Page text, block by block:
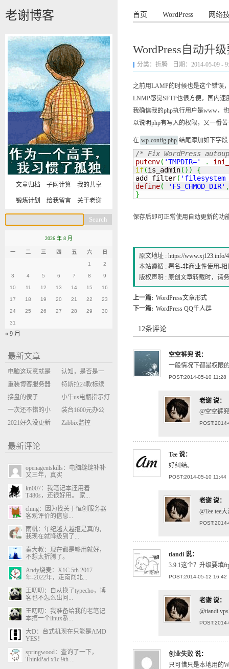
老谢博客 首页 WordPress 网络
WordPress自动升
分类： 折腾 日期：2014-05-09 -
之前用LAMP的时候也是这个错误
LNMP感觉SFTP也很方便，国内
我确信我的php执行用户是www，
以说明php有写入的权限，又一番
在 wp-config.php 结尾添加如下字
/* Fix WordPress
putenv( 'TMPDIR=' .
if(is_admin( ) )
{
add_filter(
define( 'FS_CHMOD_DIR' ,
}
保存后即可正常使用自动更新的功
原文地址 :https://www.xj123.info/
本站遵循 :署名-非商业性使用-相
版权声明 : 原创文章转载时，请
上一篇: WordPress文章形式
下一篇: WordPress QQ千人群
12条评论
空空裤兜 说：
一般情况下都是权限
POST:2014-05-10 11:28
老谢 说：
@空空裤
Tee 说：
好纠结。
POST:2014-05-10 11:44
老谢 说：
@Tee tee
tiandi 说：
3.9.1这个？升级要填
POST:2014-05-12 16:42
老谢 说：
@tiandi
创业失败 说：
只可惜只是本地用的
文章归档 子网计算 我的共享
锻炼计划 给我留言 关于老谢
2026 年 8 月
一 二 三 四 五 六 日
1 2
3 4 5 6 7 8 9
10 11 12 13 14 15 16
17 18 19 20 21 22 23
24 25 26 27 28 29 30
31
« 9 月
最新文章
电脑这玩意就是
缝缝补补的事
认知，是否是一
座大山？当架构
决策变成配置清
单比价
重装博客服务器
环境
特斯拉24款标续
Model Y 2万公里
使用体验
接盘的傻子
小牛us电瓶指示灯
闪三次不上电
一次还不错的小
米售后体验
装台1600元办公
主机
2021好久没更新
Zabbix监控
最新评论
openagentskills：电脑缝缝补补
又三年，真实
kn007：我笔记本还用着
T480s，还很好用。 家...
ching：因为找关于恒创服务器
客观评价的信息...
雨帆：年纪越大越抠是真的，
我现在就降级到了...
秦大叔：现在都是够用就好，
不想太折腾了。
Andy烧麦：X1C 5th 2017
年-2022年，走南闯北...
王叨叨：自从换了typecho，博
客也不怎么出问...
王叨叨：我准备给我的老笔记
本搞一个linux系...
大D：台式机现在只能是AMD
YES！
springwood：查询了一下，
ThinkPad x1c 9th ...